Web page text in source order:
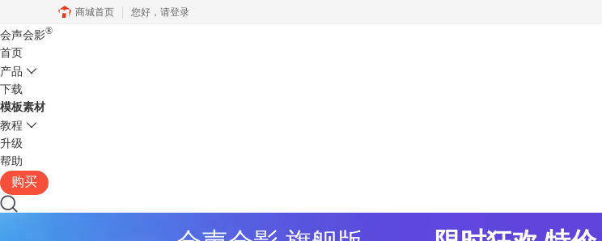
商城首页 您好， 请登录
会声会影®
首页
产品
下载
模板素材
教程
升级
帮助
购买